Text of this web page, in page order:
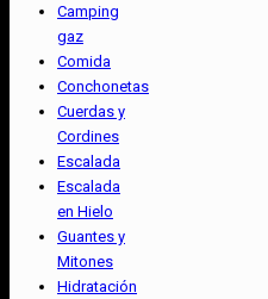
Camping
gaz
Comida
Conchonetas
Cuerdas y
Cordines
Escalada
Escalada
en Hielo
Guantes y
Mitones
Hidratación